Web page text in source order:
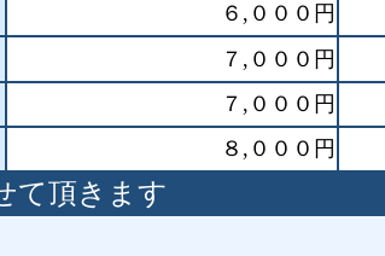
６,０００円
７,０００円
７,０００円
８,０００円
て頂きます